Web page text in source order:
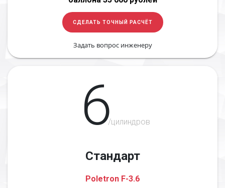
СДЕЛАТЬ ТОЧНЫЙ РАСЧЁТ
Задать вопрос инженеру
6/цилиндров
Стандарт
Poletron F-3.6